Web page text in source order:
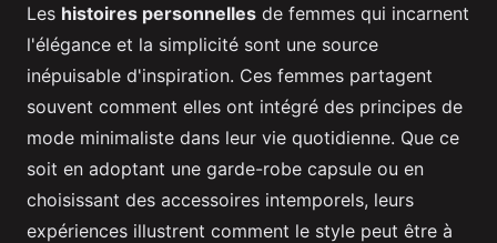
Les histoires personnelles de femmes qui incarnent
l'élégance et la simplicité sont une source
inépuisable d'inspiration. Ces femmes partagent
souvent comment elles ont intégré des principes de
mode minimaliste dans leur vie quotidienne. Que ce
soit en adoptant une garde-robe capsule ou en
choisissant des accessoires intemporels, leurs
expériences illustrent comment le style peut être à